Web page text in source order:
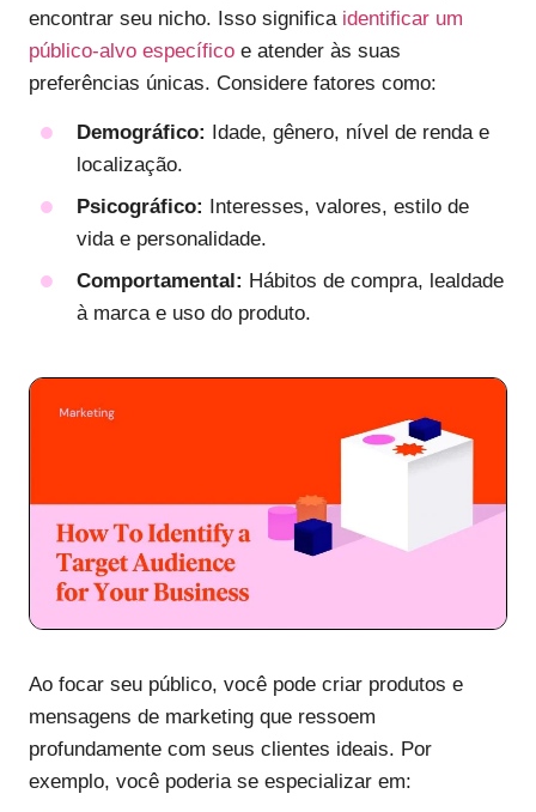
encontrar seu nicho. Isso significa identificar um
público-alvo específico e atender às suas
preferências únicas. Considere fatores como:
Demográfico:
Idade, gênero, nível de renda e
localização.
Psicográfico:
Interesses, valores, estilo de
vida e personalidade.
Comportamental: Hábitos de compra, lealdade
à marca e uso do produto.
Ao focar seu público, você pode criar produtos e
mensagens de marketing que ressoem
profundamente com seus clientes ideais. Por
exemplo, você poderia se especializar em: